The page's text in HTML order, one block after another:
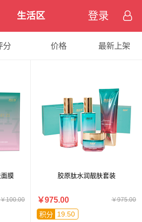
生活区 登录
分 价格 最新上架
膜
￥100.00
胶原肽水润靓肤套装
￥975.00
￥975.00
积分 19.50